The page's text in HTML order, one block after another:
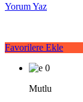
Yorum Yaz
Favorilere Ekle
0
Mutlu